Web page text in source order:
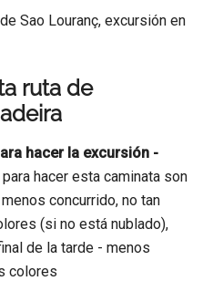
ruta de
hacer la excursión -
hacer esta caminata son
concurrido, no tan
(si no está nublado),
de la tarde - menos
colores